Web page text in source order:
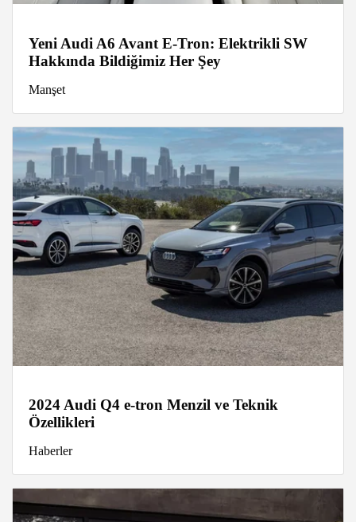
Yeni Audi A6 Avant E-Tron: Elektrikli SW
Hakkında Bildiğimiz Her Şey
Manşet
2024 Audi Q4 e-tron Menzil ve Teknik
Özellikleri
Haberler